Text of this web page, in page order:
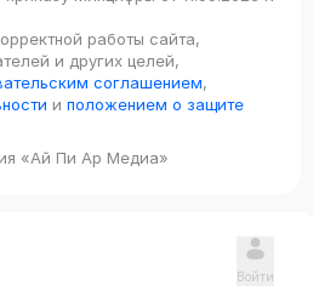
работы сайта,
и других целей,
соглашением,
и положением о защите
«Ай Пи Ар Медиа»
Войти